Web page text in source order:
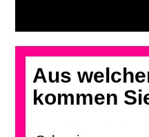
Aus
kommen